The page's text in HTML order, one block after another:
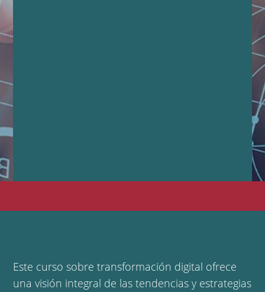
Este curso sobre transformación digital ofrece
una visión integral de las tendencias y estrategias